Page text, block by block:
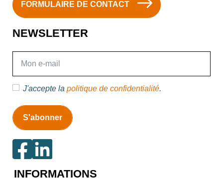
FORMULAIRE DE CONTACT
NEWSLETTER
J'accepte la politique de confidentialité.
INFORMATIONS